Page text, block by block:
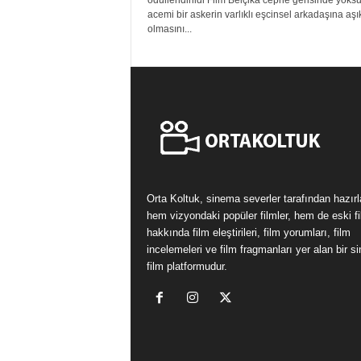
acemi bir askerin varlıklı eşcinsel arkadaşına
olmasını...
Orta Koltuk, sinema severler tarafından
hem vizyondaki popüler filmler, hem de eski
hakkında film eleştirileri, film yorumları, film
incelemeleri ve film fragmanları yer alan bir
film platformudur.